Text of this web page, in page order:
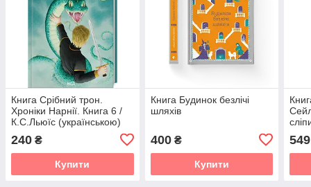
Книга Срібний трон.
Хроніки Нарнії. Книга 6 /
К.С.Льюїс (українською)
240 ₴
Купити
Книга Будинок безлічі
шляхів
400₴
Купити
549